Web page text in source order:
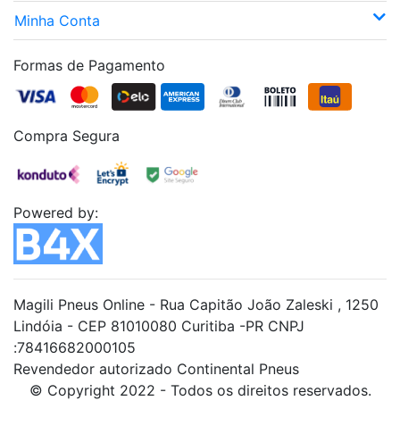
Minha Conta
Formas de Pagamento
Compra Segura
Powered by:
Magili Pneus Online - Rua Capitão João Zaleski , 1250
Lindóia - CEP 81010080 Curitiba -PR CNPJ
:78416682000105
Revendedor autorizado Continental Pneus
© Copyright 2022 - Todos os direitos reservados.